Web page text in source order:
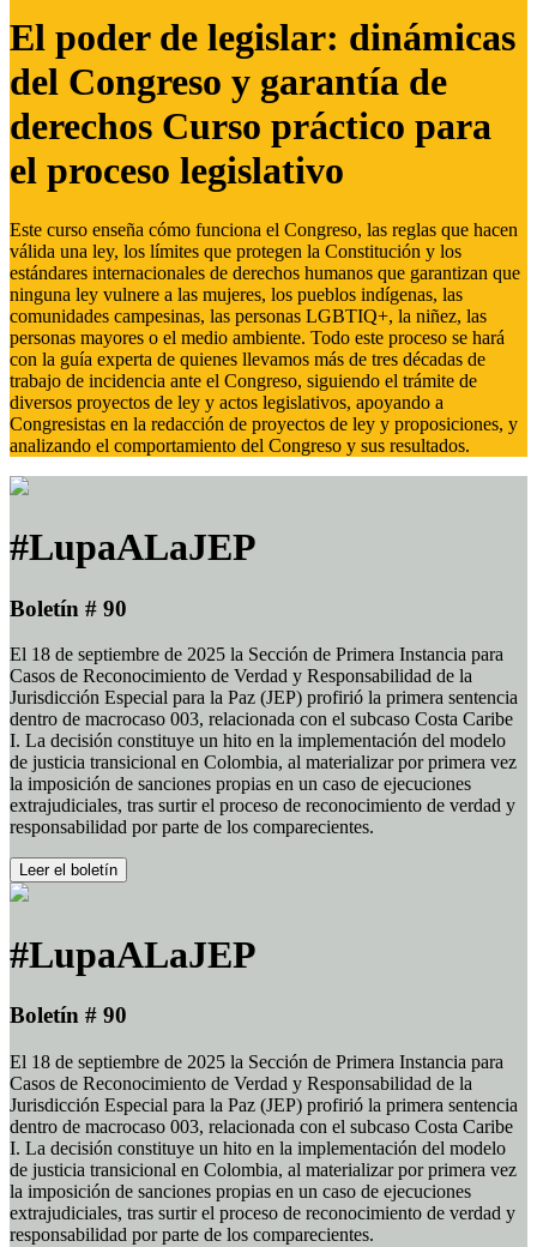
El poder de legislar: dinámicas
del Congreso y garantía de
derechos Curso práctico para
el proceso legislativo
Este curso enseña cómo funciona el Congreso, las reglas que hacen
válida una ley, los límites que protegen la Constitución y los
estándares internacionales de derechos humanos que garantizan que
ninguna ley vulnere a las mujeres, los pueblos indígenas, las
comunidades campesinas, las personas LGBTIQ+, la niñez, las
personas mayores o el medio ambiente. Todo este proceso se hará
con la guía experta de quienes llevamos más de tres décadas de
trabajo de incidencia ante el Congreso, siguiendo el trámite de
diversos proyectos de ley y actos legislativos, apoyando a
Congresistas en la redacción de proyectos de ley y proposiciones, y
analizando el comportamiento del Congreso y sus resultados.
#LupaALaJEP
Boletín # 90
El 18 de septiembre de 2025 la Sección de Primera Instancia para
Casos de Reconocimiento de Verdad y Responsabilidad de la
Jurisdicción Especial para la Paz (JEP) profirió la primera sentencia
dentro de macrocaso 003, relacionada con el subcaso Costa Caribe
I. La decisión constituye un hito en la implementación del modelo
de justicia transicional en Colombia, al materializar por primera vez
la imposición de sanciones propias en un caso de ejecuciones
extrajudiciales, tras surtir el proceso de reconocimiento de verdad y
responsabilidad por parte de los comparecientes.
Leer el boletín
#LupaALaJEP
Boletín # 90
El 18 de septiembre de 2025 la Sección de Primera Instancia para
Casos de Reconocimiento de Verdad y Responsabilidad de la
Jurisdicción Especial para la Paz (JEP) profirió la primera sentencia
dentro de macrocaso 003, relacionada con el subcaso Costa Caribe
I. La decisión constituye un hito en la implementación del modelo
de justicia transicional en Colombia, al materializar por primera vez
la imposición de sanciones propias en un caso de ejecuciones
extrajudiciales, tras surtir el proceso de reconocimiento de verdad y
responsabilidad por parte de los comparecientes.